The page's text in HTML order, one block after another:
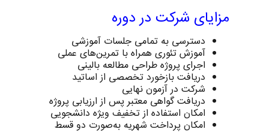
مزایای شرکت در دوره
دسترسی به تمامی جلسات آموزشی
آموزش تئوری همراه با تمرین‌های عملی
اجرای پروژه طراحی مطالعه بالینی
دریافت بازخورد تخصصی از اساتید
شرکت در آزمون نهایی
دریافت گواهی معتبر پس از ارزیابی پروژه
امکان استفاده از تخفیف ویژه دانشجویی
امکان پرداخت شهریه به‌صورت دو قسط